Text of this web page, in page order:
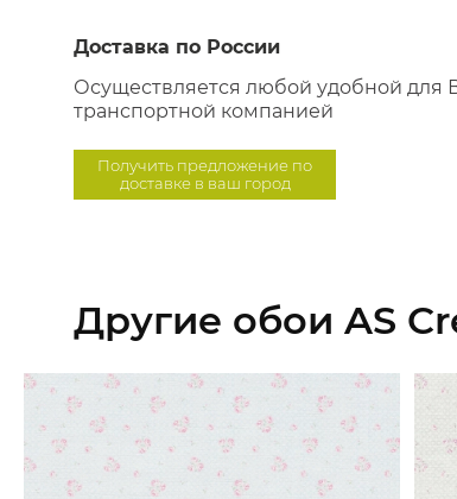
Доставка по России
Осуществляется любой удобной для
транспортной компанией
Получить предложение по
доставке в ваш город
Другие обои AS